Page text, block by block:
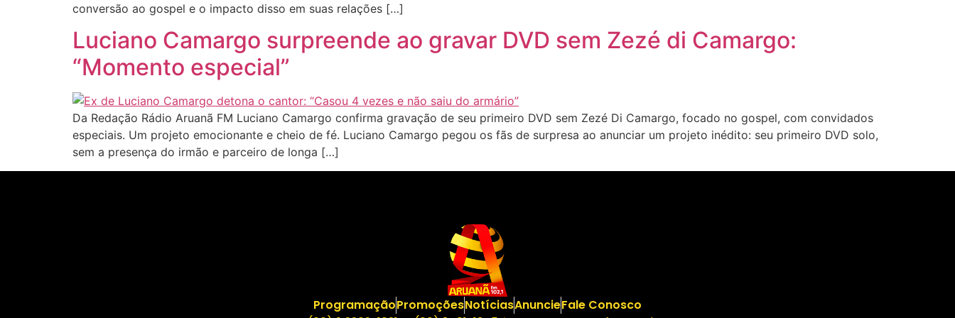
conversão ao gospel e o impacto disso em suas relações […]
Luciano Camargo surpreende ao gravar DVD sem Zezé di Camargo:
“Momento especial”
Da Redação Rádio Aruanã FM Luciano Camargo confirma gravação de seu primeiro DVD sem Zezé Di Camargo, focado no gospel, com convidados
especiais. Um projeto emocionante e cheio de fé. Luciano Camargo pegou os fãs de surpresa ao anunciar um projeto inédito: seu primeiro DVD solo,
sem a presença do irmão e parceiro de longa […]
ProgramaçãoPromoçõesNotíciasAnuncieFale Conosco